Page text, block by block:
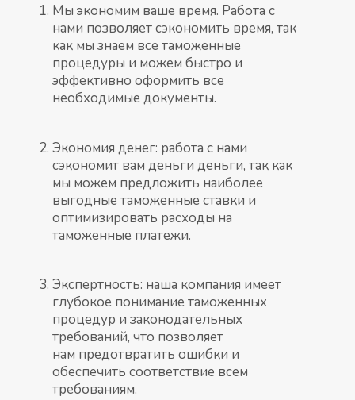
Мы экономим ваше время. Работа с
нами позволяет сэкономить время, так
как мы знаем все таможенные
процедуры и можем быстро и
эффективно оформить все
необходимые документы.
Экономия денег: работа с нами
сэкономит вам деньги деньги, так как
мы можем предложить наиболее
выгодные таможенные ставки и
оптимизировать расходы на
таможенные платежи.
Экспертность: наша компания имеет
глубокое понимание таможенных
процедур и законодательных
требований, что позволяет
нам предотвратить ошибки и
обеспечить соответствие всем
требованиям.